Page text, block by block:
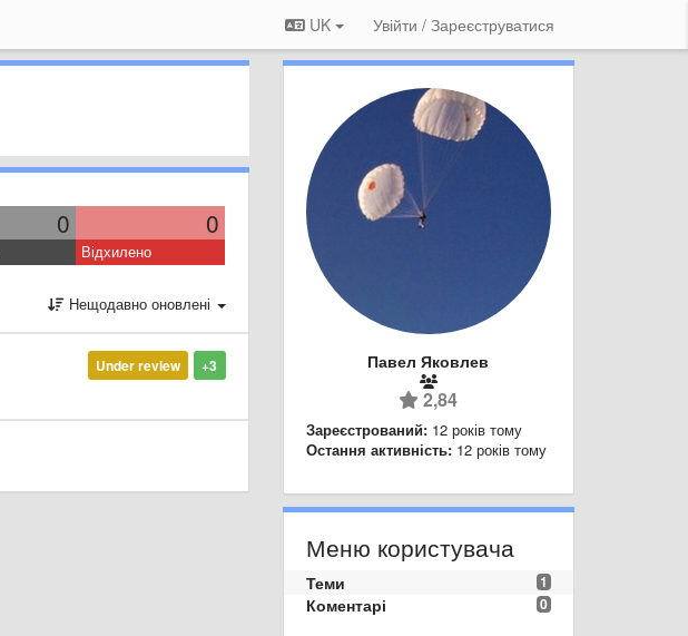
UK Увійти / Зареєструватися
0 0
Відхилено
Нещодавно оновлені
+3
Under review Павел Яковлев
2,84
Зареєстрований: 12 років тому
Остання активність: 12 років тому
Меню користувача
1
Теми
0
Коментарі